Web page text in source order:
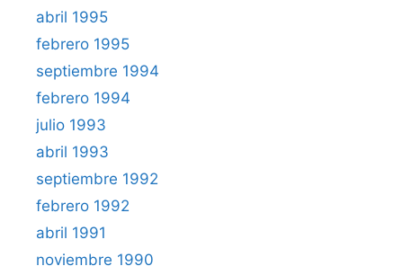
abril 1995
febrero 1995
septiembre 1994
febrero 1994
julio 1993
abril 1993
septiembre 1992
febrero 1992
abril 1991
noviembre 1990